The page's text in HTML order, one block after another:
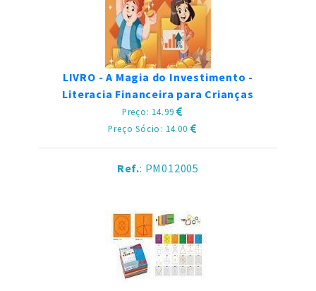
LIVRO - A Magia do Investimento -
Literacia Financeira para Crianças
Preço: 14.99
Preço Sócio: 14.00
Ref.: PM012005